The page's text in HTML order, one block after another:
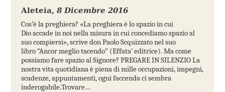
Aleteia, 8 Dicembre 2016
Cos’è la preghiera? «La preghiera è lo spazio in cui
Dio accade in noi nella misura in cui concediamo spazio al
suo compiersi», scrive don Paolo Scquizzato nel suo
libro “Ancor meglio tacendo” (Effata’ editrice). Ma come
possiamo fare spazio al Signore? PREGARE IN SILENZIO La
nostra vita quotidiana è piena di mille occupazioni, impegni,
scadenze, appuntamenti, ogni faccenda ci sembra
inderogabile.Trovare…